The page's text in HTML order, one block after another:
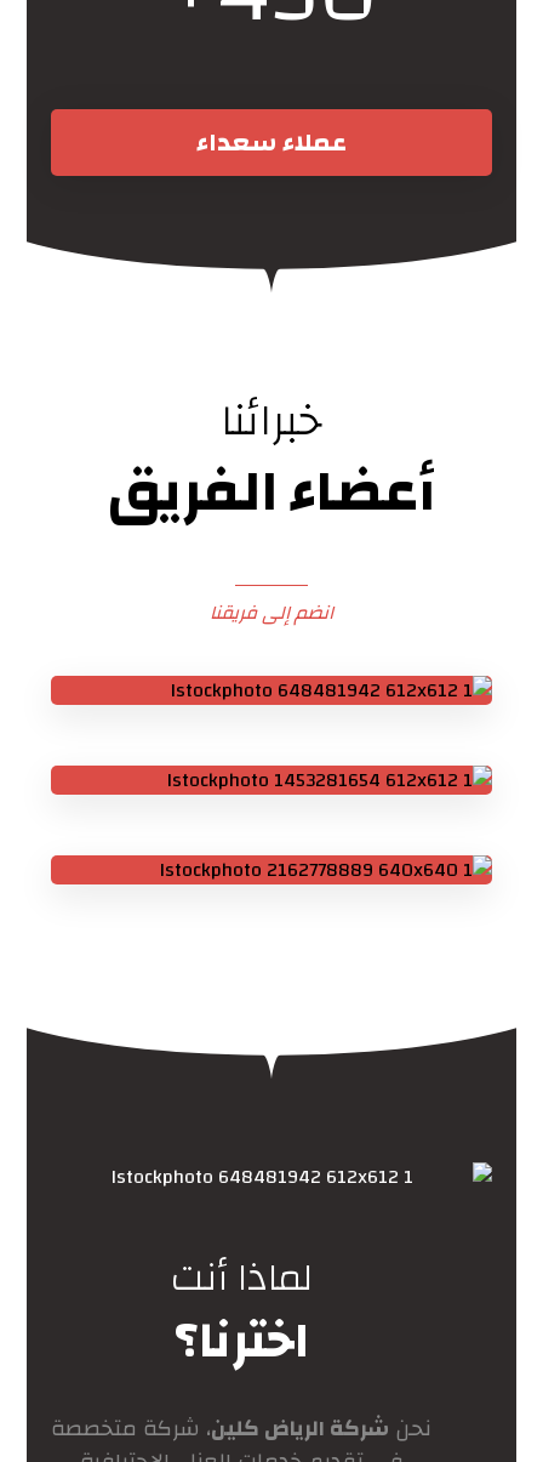
عملاء سعداء
خبرائنا
أعضاء الفريق
انضم إلى فريقنا
لماذا أنت
اخترنا؟
نحن شركة الرياض كلين، شركة متخصصة